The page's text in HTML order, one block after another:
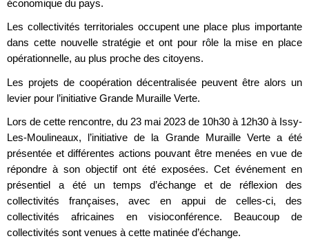
économique du pays.
Les collectivités territoriales occupent une place plus importante
dans cette nouvelle stratégie et ont pour rôle la mise en place
opérationnelle, au plus proche des citoyens.
Les projets de coopération décentralisée peuvent être alors un
levier pour l’initiative Grande Muraille Verte.
Lors de cette rencontre, du 23 mai 2023 de 10h30 à 12h30 à Issy-
Les-Moulineaux, l’initiative de la Grande Muraille Verte a été
présentée et différentes actions pouvant être menées en vue de
répondre à son objectif ont été exposées. Cet événement en
présentiel a été un temps d’échange et de réflexion des
collectivités françaises, avec en appui de celles-ci, des
collectivités africaines en visioconférence. Beaucoup de
collectivités sont venues à cette matinée d’échange.